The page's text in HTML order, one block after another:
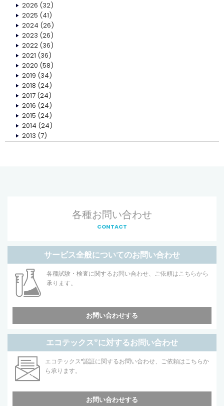
2026 (32)
2025 (41)
2024 (26)
2023 (26)
2022(36)
2021 (36)
2020 (58)
2019 (34)
2018 (24)
2017(24)
2016 (24)
2015 (24)
2014 (24)
2013 (7)
各種お問い合わせ
CONTACT
サービス全般についてのお問い合わせ
各種試験・検査に関するお問い合わせ、ご依頼はこちらから
承ります。
お問い合わせする
エコテックス®に対するお問い合わせ
エコテックス®認証に関するお問い合わせ、ご依頼はこちらか
ら承ります。
お問い合わせする